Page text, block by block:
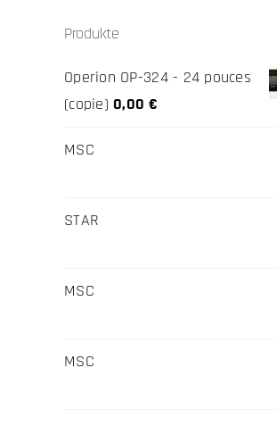
Produkte
Operion OP-324 - 24 pouces
(copie) 0,00 €
MSC
STAR
MSC
MSC